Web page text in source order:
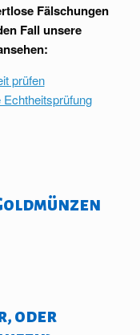
Fälschungen
Fall unsere
prüfen
oder